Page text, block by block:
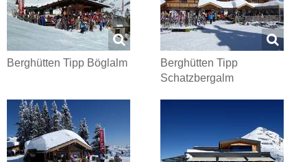
Berghütten Tipp Böglalm
Berghütten Tipp
Schatzbergalm